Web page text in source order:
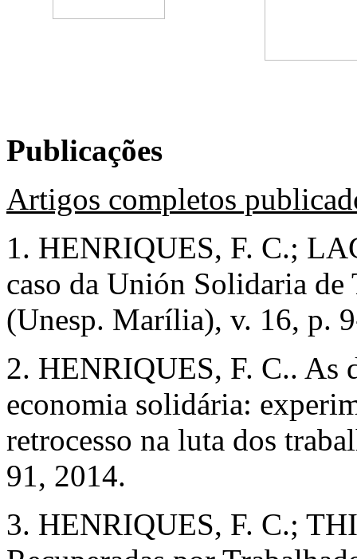
Publicações
Artigos completos
1. HENRIQUES, F. C.;
caso da Unión Solidaria
(Unesp. Marília), v. 16, p.
2. HENRIQUES, F. C.. As
economia solidária:
retrocesso na luta dos
91, 2014.
3. HENRIQUES, F. C.;